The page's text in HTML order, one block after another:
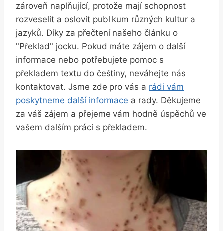
zároveň naplňující,⁤ protože mají schopnost
rozveselit⁢ a oslovit publikum‍ různých kultur a
jazyků. Díky za přečtení našeho⁣ článku o
"Překlad" jocku. Pokud máte zájem o další​
informace ‍nebo potřebujete pomoc s
překladem ‍textu ⁢do češtiny, neváhejte⁢ nás
kontaktovat. Jsme zde pro vás a rádi vám
poskytneme⁤ další informace a rady. Děkujeme​
za váš zájem ⁢a ⁤přejeme vám hodně úspěchů ve
vašem​ dalším práci ⁤s překladem.